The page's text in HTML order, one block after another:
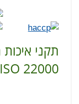
ISO 22000 ומפוקחים ע"י ארגון IQC